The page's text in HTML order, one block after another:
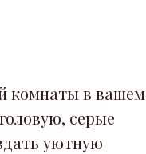
комнаты в вашем
серые
уютную